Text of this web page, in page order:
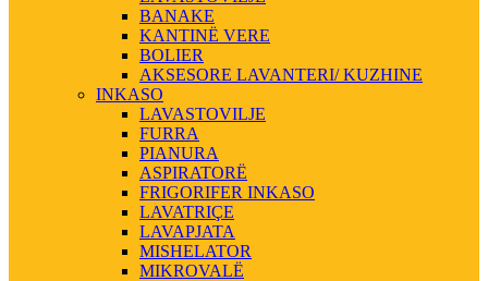
BANAKE
KANTINË VERE
BOLIER
AKSESORE LAVANTERI/ KUZHINE
INKASO
LAVASTOVILJE
FURRA
PIANURA
ASPIRATORË
FRIGORIFER INKASO
LAVATRIÇE
LAVAPJATA
MISHELATOR
MIKROVALË